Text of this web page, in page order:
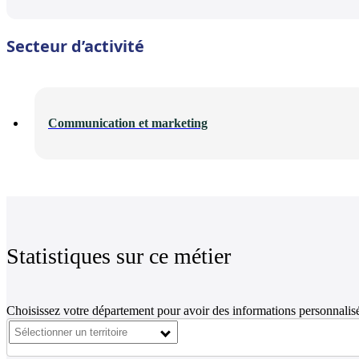
Secteur d’activité
Communication et marketing
Statistiques sur ce métier
Choisissez votre département pour avoir des informations